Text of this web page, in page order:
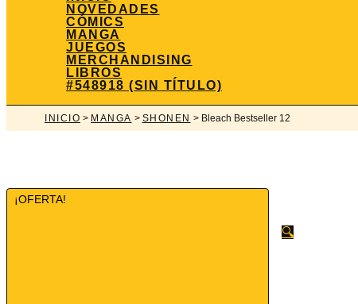
NOVEDADES
CÓMICS
MANGA
JUEGOS
MERCHANDISING
LIBROS
#548918 (SIN TÍTULO)
INICIO > MANGA > SHONEN > Bleach Bestseller 12
¡OFERTA!
🔍